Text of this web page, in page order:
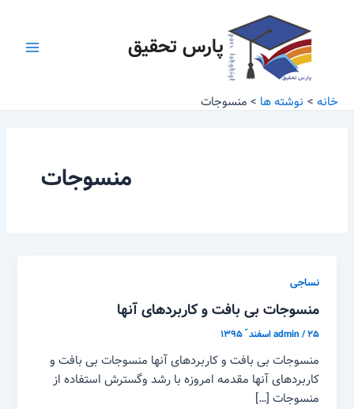
پارس تحقیق
خانه نوشته ها منسوجات
منسوجات
نساجی
منسوجات بی بافت و کاربردهای آنها
admin/۲۵ اسفند ّ ۱۳۹۵
منسوجات بی بافت و کاربردهای آنها منسوجات بی بافت و
کاربردهای آنها مقدمه امروزه با رشد وگسترش استفاده از
منسوجات […]